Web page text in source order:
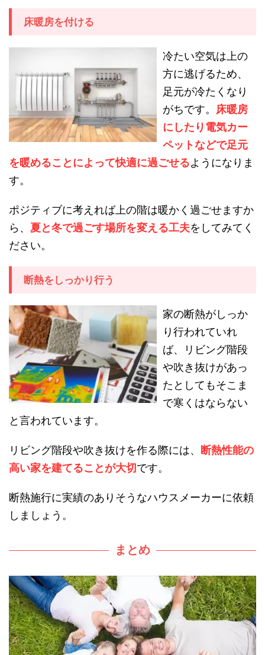
床暖房を付ける
冷たい空気は上の
方に逃げるため、
足元が冷たくなり
がちです。 床暖房
にしたり電気カー
ペットなどで足元
を暖めることによって快適に過ごせるようになりま
す。
ポジティブに考えれば上の階は暖かく過ごせますか
ら、 夏と冬で過ごす場所を変える工夫をしてみてく
ださい。
断熱をしっかり行う
家の断熱がしっか
り行われていれ
ば、リビング階段
や吹き抜けがあっ
たとしてもそこま
で寒くはならない
と言われています。
リビング階段や吹き抜けを作る際には、 断熱性能の
高い家を建てることが大切です。
断熱施行に実績のありそうなハウスメーカーに依頼
しましょう。
まとめ